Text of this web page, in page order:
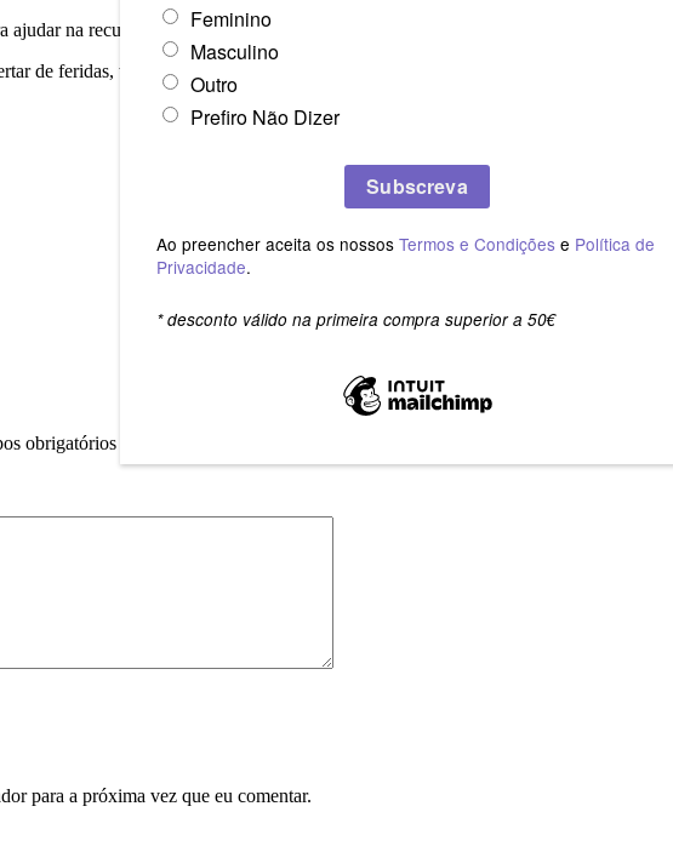
na recuperação de doenças relacionadas com o sistema imunitário, pois
de feridas, tristezas e ansiedades. É um cristal que traz conforto ao nosso interior.
obrigatórios marcados com
para a próxima vez que eu comentar.